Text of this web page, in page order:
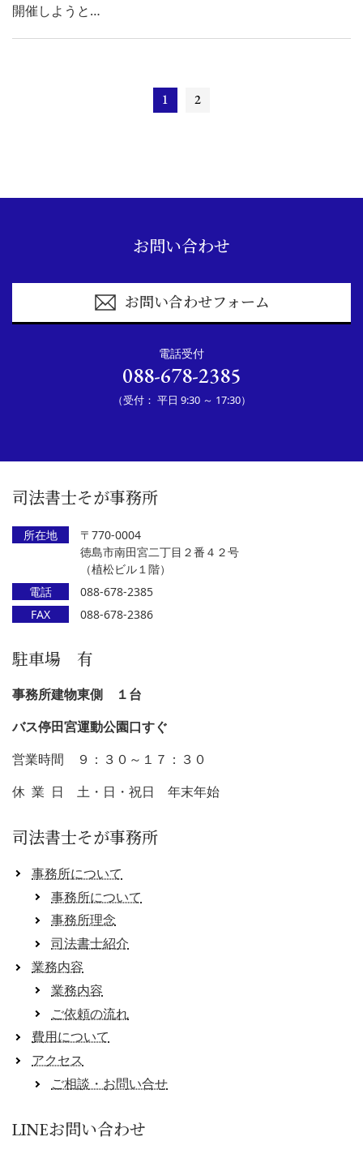
開催しようと…
1 2
お問い合わせ
お問い合わせフォーム
電話受付
088-678-2385
（受付： 平日 9:30 ～ 17:30）
司法書士そが事務所
所在地
〒770-0004
徳島市南田宮二丁目２番４２号
（植松ビル１階）
電話
088-678-2385
FAX
088-678-2386
駐車場 有
事務所建物東側 １台
バス停田宮運動公園口すぐ
営業時間 ９：３０～１７：３０
休 業 日 土・日・祝日 年末年始
司法書士そが事務所
事務所について
事務所について
事務所理念
司法書士紹介
業務内容
業務内容
ご依頼の流れ
費用について
アクセス
ご相談・お問い合せ
LINEお問い合わせ